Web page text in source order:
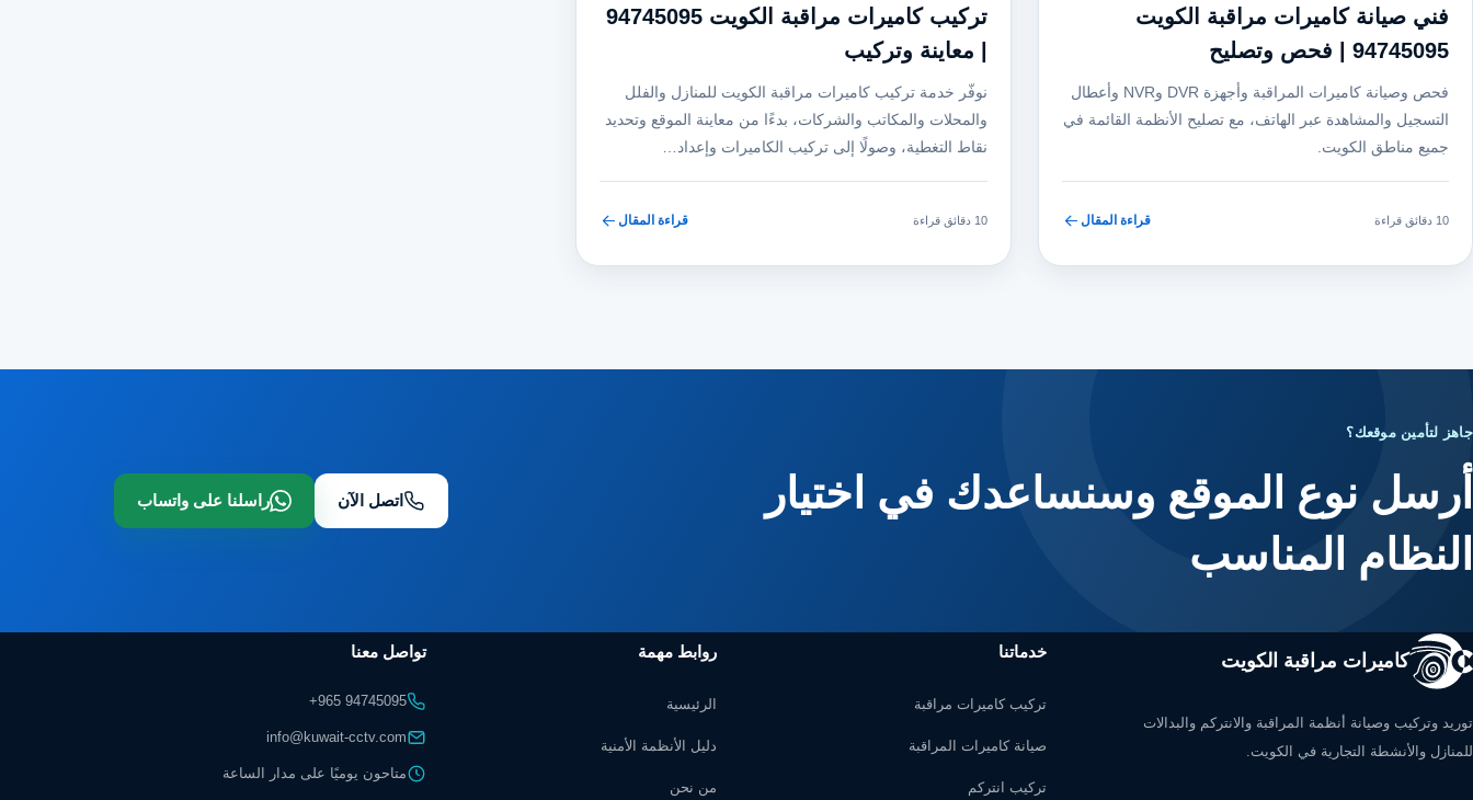
فني صيانة كاميرات مراقبة الكويت
94745095 | فحص وتصليح
فحص وصيانة كاميرات المراقبة وأجهزة DVR وNVR وأعطال
التسجيل والمشاهدة عبر الهاتف، مع تصليح الأنظمة القائمة في
جميع مناطق الكويت.
10 دقائق قراءة قراءة المقال
تركيب كاميرات مراقبة الكويت 94745095
| معاينة وتركيب
نوفّر خدمة تركيب كاميرات مراقبة الكويت للمنازل والفلل
والمحلات والمكاتب والشركات، بدءًا من معاينة الموقع وتحديد
نقاط التغطية، وصولًا إلى تركيب الكاميرات وإعداد…
10 دقائق قراءة قراءة المقال
جاهز لتأمين موقعك؟
أرسل نوع الموقع وسنساعدك في اختيار
النظام المناسب
اتصل الآن راسلنا على واتساب
كاميرات مراقبة الكويت
توريد وتركيب وصيانة أنظمة المراقبة والانتركم والبدالات
للمنازل والأنشطة التجارية في الكويت.
خدماتنا
تركيب كاميرات مراقبة
صيانة كاميرات المراقبة
تركيب انتركم
روابط مهمة
الرئيسية
دليل الأنظمة الأمنية
من نحن
تواصل معنا
+965 94745095
info@kuwait-cctv.com
متاحون يوميًا على مدار الساعة